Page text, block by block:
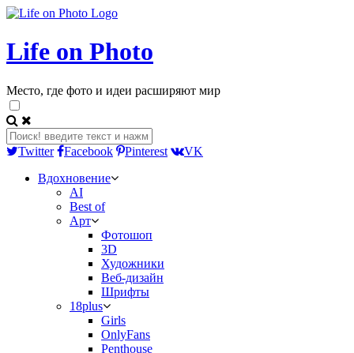
Life on Photo
Место, где фото и идеи расширяют мир
Twitter Facebook Pinterest
VK
Вдохновение
AI
Best of
Арт
Фотошоп
3D
Художники
Веб-дизайн
Шрифты
18plus
Girls
OnlyFans
Penthouse